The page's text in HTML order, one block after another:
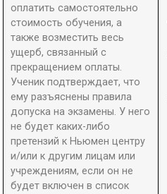
оплатить самостоятельно
стоимость обучения, а
также возместить весь
ущерб, связанный с
прекращением оплаты.
Ученик подтверждает, что
ему разъяснены правила
допуска на экзамены. У него
не будет каких-либо
претензий к Ньюмен центру
и/или к другим лицам или
учреждениям, если он не
будет включен в список